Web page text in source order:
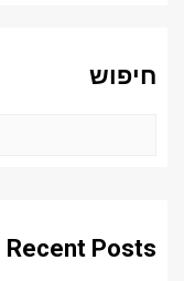
חיפוש
Recent Posts